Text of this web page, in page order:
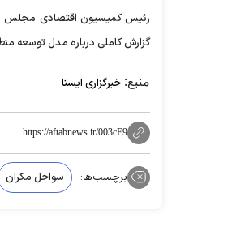
رئیس کمیسیون اقتصادی مجلس
گزارش کاملی درباره مدل توسعه
منبع: خبرگزاری ایسنا
https://aftabnews.ir/003cE9
برچسب‌ها: سواحل مکران